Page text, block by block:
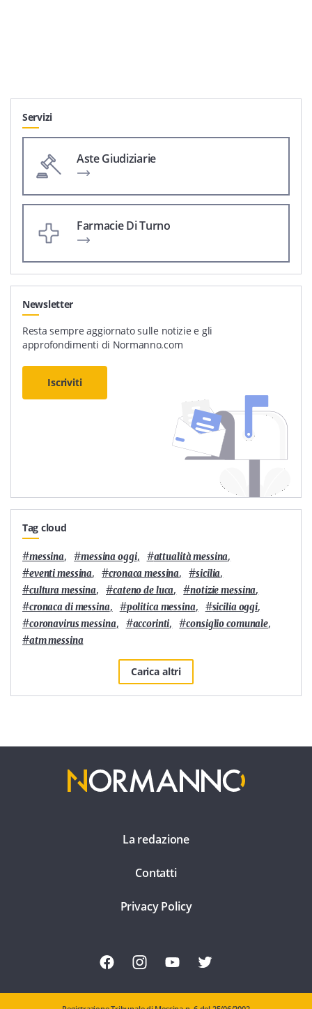
Servizi
Aste Giudiziarie
Farmacie Di Turno
Newsletter
Resta sempre aggiornato sulle notizie e gli
approfondimenti di Normanno.com
Iscriviti
Tag cloud
#messina, #messina oggi, #attualità messina,
#eventi messina, #cronaca messina, #sicilia,
#cultura messina, #cateno de luca, #notizie messina,
#cronaca di messina, #politica messina, #sicilia oggi,
#coronavirus messina, #accorinti, #consiglio comunale,
#atm messina
Carica altri
La redazione
Contatti
Privacy Policy